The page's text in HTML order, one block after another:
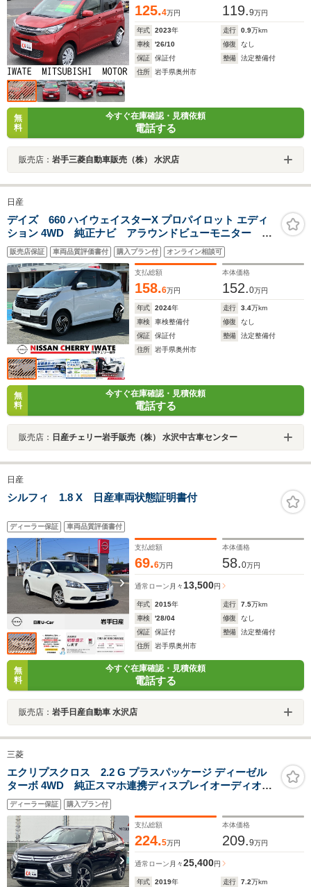
125.4万円 119.9万円
年式 2023年 走行 0.9万km
車検
'26/10 修復
なし
保証
保証付 整備
法定整備付
住所
岩手県奥州市
無
料
今すぐ在庫確認・見積依頼
電話する
販売店： 岩手三菱自動車販売（株） 水沢店
日産
デイズ 660 ハイウェイスターX プロパイロット エディ
ション 4WD 純正ナビ アラウンドビューモニター シ
ートヒーター ステアリングヒーター Bluetooth接続
ETC CD再生 LEDライト フロントフォグランプ オ
ートエアコン
販売店保証 車両品質評価書付 購入プラン付 オンライン相談可
支払総額
158.6万円
本体価格
152.0万円
年式 2024年 走行 3.4万km
車検
車検整備付 修復
なし
保証
保証付 整備
法定整備付
住所
岩手県奥州市
無
料
今すぐ在庫確認・見積依頼
電話する
販売店： 日産チェリー岩手販売（株） 水沢中古車センター
日産
シルフィ 1.8 X 日産車両状態証明書付
ディーラー保証 車両品質評価書付
支払総額
69.6万円
本体価格
58.0万円
通常ローン 月々 13,500円
年式 2015年 走行 7.5万km
車検
'28/04 修復
なし
保証
保証付 整備
法定整備付
住所
岩手県奥州市
無
料
今すぐ在庫確認・見積依頼
電話する
販売店： 岩手日産自動車 水沢店
三菱
エクリプスクロス 2.2 G プラスパッケージ ディーゼル
ターボ 4WD 純正スマホ連携ディスプレイオーディオ
ETC アラウンドビュー 衝突被害軽減ブレーキ アダプテ
ィブクルーズ LEDヘッドライト パドルシフト 最長10年
10万km特別保証延長
ディーラー保証 購入プラン付
支払総額
224.5万円
本体価格
209.9万円
通常ローン 月々25,400円
年式 2019年 走行 7.2万km